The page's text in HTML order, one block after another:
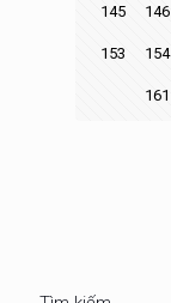
145 146
153 154
161